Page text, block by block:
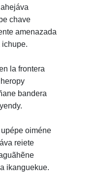
chave
amenazada
la frontera
bandera
oiméne
reiete
ikanguekue.